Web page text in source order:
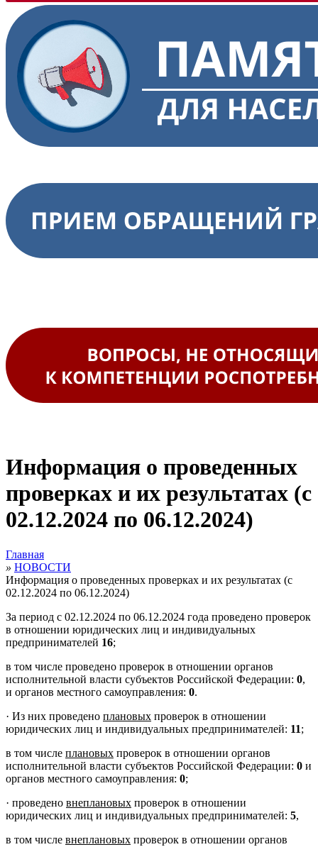
Информация о проведенных
проверках и их результатах (с
02.12.2024 по 06.12.2024)
Главная
» НОВОСТИ
Информация о проведенных проверках и их результатах (с
02.12.2024 по 06.12.2024)
За период с 02.12.2024 по 06.12.2024 года проведено проверок
в отношении юридических лиц и индивидуальных
предпринимателей 16;
в том числе проведено проверок в отношении органов
исполнительной власти субъектов Российской Федерации: 0,
и органов местного самоуправления: 0.
· Из них проведено плановых проверок в отношении
юридических лиц и индивидуальных предпринимателей: 11;
в том числе плановых проверок в отношении органов
исполнительной власти субъектов Российской Федерации: 0 и
органов местного самоуправления: 0;
· проведено внеплановых проверок в отношении
юридических лиц и индивидуальных предпринимателей: 5,
в том числе внеплановых проверок в отношении органов